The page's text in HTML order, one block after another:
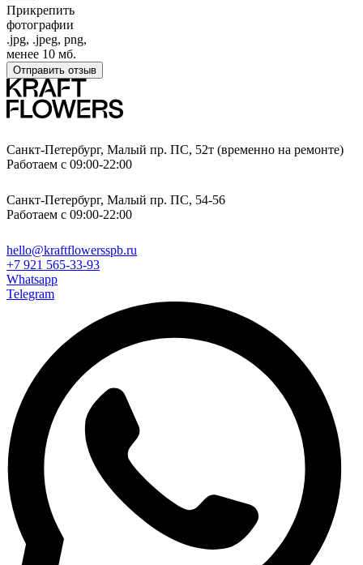
Прикрепить
фотографии
.jpg, .jpeg, png,
менее 10 мб.
Отправить отзыв
Санкт-Петербург, Малый пр. ПС, 52т (временно на ремонте)
Работаем с 09:00-22:00
Санкт-Петербург, Малый пр. ПС, 54-56
Работаем с 09:00-22:00
hello@kraftflowersspb.ru
+7 921 565-33-93
Whatsapp
Telegram